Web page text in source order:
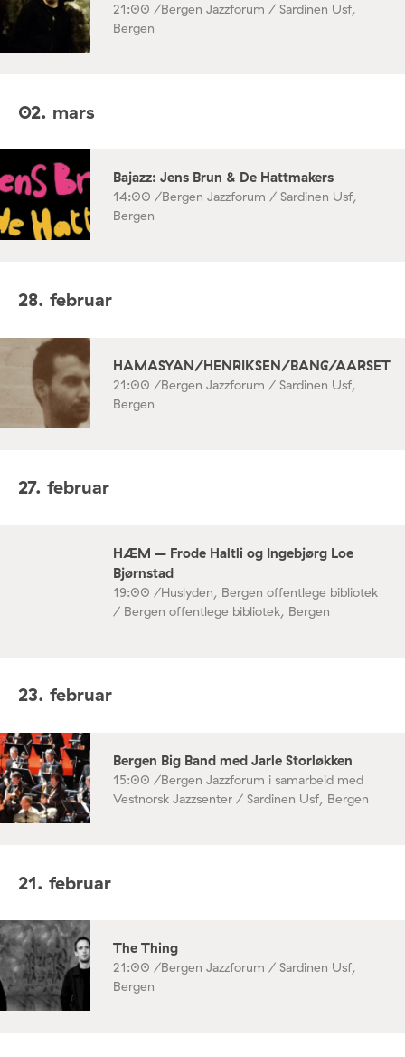
21:00 /Bergen Jazzforum / Sardinen Usf,
Bergen
02. mars
Bajazz: Jens Brun & De Hattmakers
14:00 /Bergen Jazzforum / Sardinen Usf,
Bergen
28. februar
HAMASYAN/HENRIKSEN/BANG/AARSET
21:00 /Bergen Jazzforum / Sardinen Usf,
Bergen
27. februar
HÆM – Frode Haltli og Ingebjørg Loe
Bjørnstad
19:00 /Huslyden, Bergen offentlege bibliotek
/ Bergen offentlege bibliotek, Bergen
23. februar
Bergen Big Band med Jarle Storløkken
15:00 /Bergen Jazzforum i samarbeid med
Vestnorsk Jazzsenter / Sardinen Usf, Bergen
21. februar
The Thing
21:00 /Bergen Jazzforum / Sardinen Usf,
Bergen